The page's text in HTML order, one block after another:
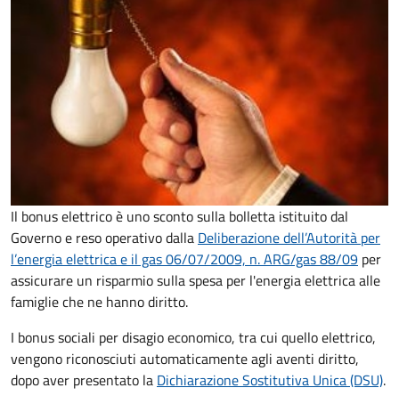
Il bonus elettrico è uno sconto sulla bolletta istituito dal
Governo e reso operativo dalla Deliberazione dell’Autorità per
l’energia elettrica e il gas 06/07/2009, n. ARG/gas 88/09 per
assicurare un risparmio sulla spesa per l'energia elettrica alle
famiglie che ne hanno diritto.
I bonus sociali per disagio economico, tra cui quello elettrico,
vengono riconosciuti automaticamente agli aventi diritto,
dopo aver presentato la Dichiarazione Sostitutiva Unica (DSU).